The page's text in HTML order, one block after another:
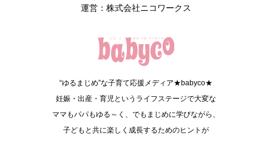
運営：株式会社ニコワークス
“ゆるまじめ”な子育て応援メディア★babyco★
妊娠・出産・育児というライフステージで大変な
ママもパパもゆる～く、でもまじめに学びながら、
子どもと共に楽しく成長するためのヒントが